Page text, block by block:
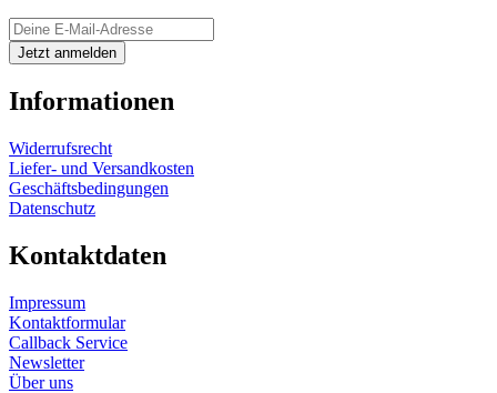
Informationen
Widerrufsrecht
Liefer- und Versandkosten
Geschäftsbedingungen
Datenschutz
Kontaktdaten
Impressum
Kontaktformular
Callback Service
Newsletter
Über uns